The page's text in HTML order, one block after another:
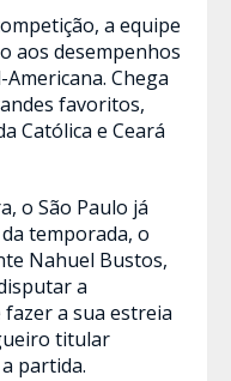
a equipe
aos desempenhos
Chega
favoritos,
Católica e Ceará
o São Paulo já
temporada, o
Nahuel Bustos,
a
a sua estreia
titular
partida.